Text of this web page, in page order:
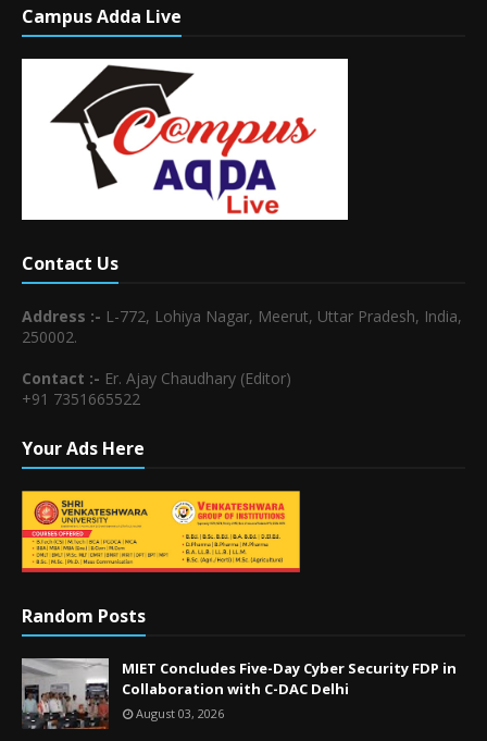
Campus Adda Live
Contact Us
Address :- L-772, Lohiya Nagar, Meerut, Uttar Pradesh, India,
250002.
Contact :- Er. Ajay Chaudhary (Editor)
+91 7351665522
Your Ads Here
Random Posts
MIET Concludes Five-Day Cyber Security FDP in
Collaboration with C-DAC Delhi
August 03, 2026